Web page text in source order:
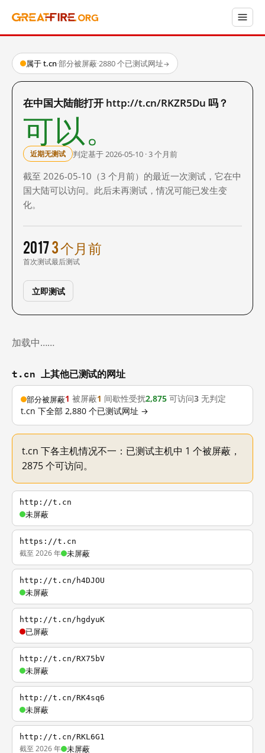
属于 t.cn·部分被屏蔽·2880 个已测试网址→
在中国大陆能打开 http://t.cn/RKZR5Du 吗？
可以。
近期无测试 判定基于 2026-05-10 · 3 个月前
截至 2026-05-10（3 个月前）的最近一次测试，它在中
国大陆可以访问。此后未再测试，情况可能已发生变
化。
2017
首次测试
3 个月前
最后测试
立即测试
加载中……
t.cn 上其他已测试的网址
部分被屏蔽1 被屏蔽1 间歇性受扰2,875 可访问3 无判定
t.cn 下全部 2,880 个已测试网址 →
t.cn 下各主机情况不一：已测试主机中 1 个被屏蔽，
2875 个可访问。
http://t.cn
未屏蔽
https://t.cn
截至 2026 年 未屏蔽
http://t.cn/h4DJOU
未屏蔽
http://t.cn/hgdyuK
已屏蔽
http://t.cn/RX75bV
未屏蔽
http://t.cn/RK4sq6
未屏蔽
http://t.cn/RKL6G1
截至 2026 年 未屏蔽